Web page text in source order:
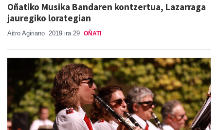
Oñatiko Musika Bandaren kontzertua, Lazarraga
jauregiko lorategian
Aitro Agiriano 2019 ira 29 OÑATI